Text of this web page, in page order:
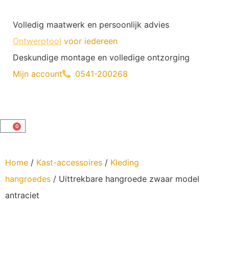
Volledig maatwerk en persoonlijk advies
Ontwerptool voor iedereen
Deskundige montage en volledige ontzorging
Mijn account
0541-200268
0
Home / Kast-accessoires / Kleding
hangroedes / Uittrekbare hangroede zwaar model
antraciet